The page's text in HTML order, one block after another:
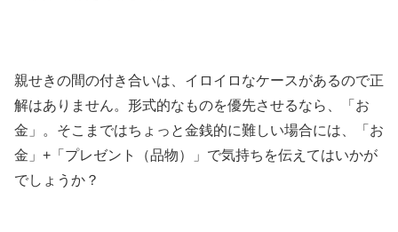
親せきの間の付き合いは、イロイロなケースがあるので正
解はありません。形式的なものを優先させるなら、「お
金」。そこまではちょっと金銭的に難しい場合には、「お
金」+「プレゼント（品物）」で気持ちを伝えてはいかが
でしょうか？